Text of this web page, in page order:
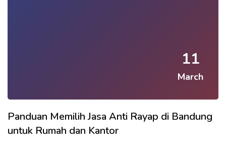
11
March
Panduan Memilih Jasa Anti Rayap di Bandung
untuk Rumah dan Kantor